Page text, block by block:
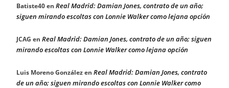
Batiste40en Real Madrid: Damian Jones, contrato de un año;
siguen mirando escoltas con Lonnie Walker como lejana opción
JCAG en Real Madrid: Damian Jones, contrato de un año; siguen
mirando escoltas con Lonnie Walker como lejana opción
Luis Moreno Gonzálezen Real Madrid: Damian Jones, contrato
de un año; siguen mirando escoltas con Lonnie Walker como